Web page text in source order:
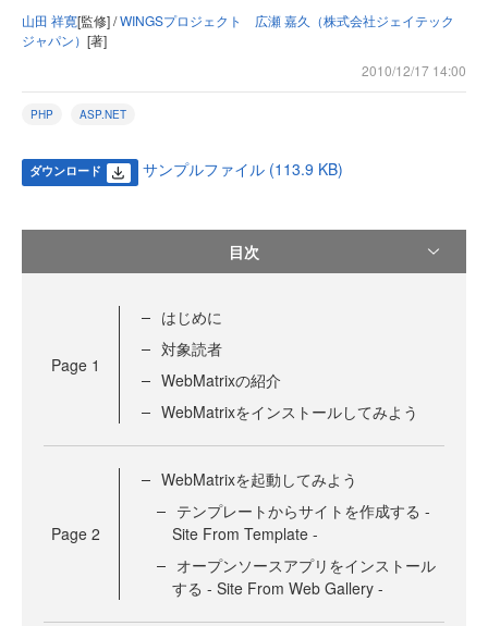
山田 祥寛[監修] /WINGSプロジェクト 広瀬 嘉久（株式会社ジェイテック
ジャパン） [著]
2010/12/17 14:00
PHP ASP.NET
ダウンロード サンプルファイル (113.9 KB)
目次
Page 1
はじめに
対象読者
WebMatrixの紹介
WebMatrixをインストールしてみよう
Page 2
WebMatrixを起動してみよう
テンプレートからサイトを作成する -
Site From Template -
オープンソースアプリをインストール
する - Site From Web Gallery -